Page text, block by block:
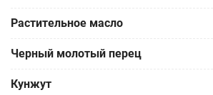
Растительное масло
Черный молотый перец
Кунжут